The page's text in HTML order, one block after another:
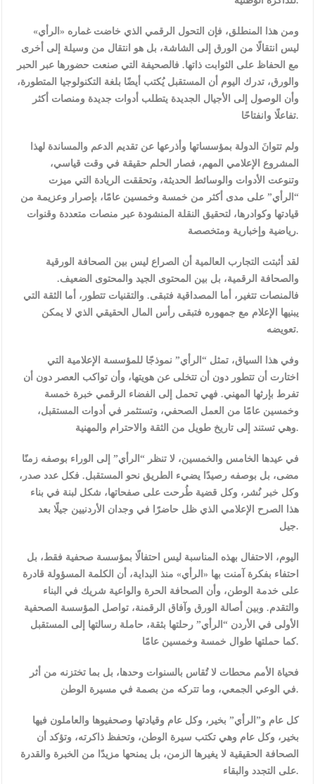
ومن هذا المنطلق، فإن التحول الرقمي الذي خاضت غماره «الرأي»
ليس انتقالًا من الورق إلى الشاشة، بل هو انتقال من وسيلة إلى أخرى
مع الحفاظ على الثوابت ذاتها. فالصحيفة التي صنعت حضورها عبر الحبر
والورق، تدرك اليوم أن المستقبل يُكتب أيضًا بلغة التكنولوجيا المتطورة،
وأن الوصول إلى الأجيال الجديدة يتطلب أدوات جديدة ومنصات أكثر
تفاعلًا وانفتاحًا.
ولم تتوانَ الدولة بمؤسساتها وأذرعها عن تقديم الدعم والمساندة لهذا
المشروع الإعلامي المهم، فصار الحلم حقيقة في وقت قياسي،
وتنوعت الأدوات والوسائط الحديثة، وتحققت الريادة التي ميزت
“الرأي” على مدى أكثر من خمسة وخمسين عامًا، بإصرار وعزيمة من
قيادتها وكوادرها، لتحقيق النقلة المنشودة عبر منصات متعددة وقنوات
رياضية وإخبارية ومتخصصة.
لقد أثبتت التجارب العالمية أن الصراع ليس بين الصحافة الورقية
والصحافة الرقمية، بل بين المحتوى الجيد والمحتوى الضعيف.
فالمنصات تتغير، أما المصداقية فتبقى. والتقنيات تتطور، أما الثقة التي
يبنيها الإعلام مع جمهوره فتبقى رأس المال الحقيقي الذي لا يمكن
تعويضه.
وفي هذا السياق، تمثل “الرأي” نموذجًا للمؤسسة الإعلامية التي
اختارت أن تتطور دون أن تتخلى عن هويتها، وأن تواكب العصر دون أن
تفرط بإرثها المهني. فهي تحمل إلى الفضاء الرقمي خبرة خمسة
وخمسين عامًا من العمل الصحفي، وتستثمر في أدوات المستقبل،
وهي تستند إلى تاريخ طويل من الثقة والاحترام والمهنية.
في عيدها الخامس والخمسين، لا تنظر “الرأي” إلى الوراء بوصفه زمنًا
مضى، بل بوصفه رصيدًا يضيء الطريق نحو المستقبل. فكل عدد صدر،
وكل خبر نُشر، وكل قضية طُرحت على صفحاتها، شكل لبنة في بناء
هذا الصرح الإعلامي الذي ظل حاضرًا في وجدان الأردنيين جيلًا بعد
جيل.
اليوم، الاحتفال بهذه المناسبة ليس احتفالًا بمؤسسة صحفية فقط، بل
احتفاء بفكرة آمنت بها «الرأي» منذ البداية، أن الكلمة المسؤولة قادرة
على خدمة الوطن، وأن الصحافة الحرة والواعية شريك في البناء
والتقدم. وبين أصالة الورق وآفاق الرقمنة، تواصل المؤسسة الصحفية
الأولى في الأردن “الرأي” رحلتها بثقة، حاملة رسالتها إلى المستقبل
كما حملتها طوال خمسة وخمسين عامًا.
فحياة الأمم محطات لا تُقاس بالسنوات وحدها، بل بما تختزنه من أثر
في الوعي الجمعي، وما تتركه من بصمة في مسيرة الوطن.
كل عام و”الرأي” بخير، وكل عام وقيادتها وصحفيوها والعاملون فيها
بخير، وكل عام وهي تكتب سيرة الوطن، وتحفظ ذاكرته، وتؤكد أن
الصحافة الحقيقية لا يغيرها الزمن، بل يمنحها مزيدًا من الخبرة والقدرة
على التجدد والبقاء.